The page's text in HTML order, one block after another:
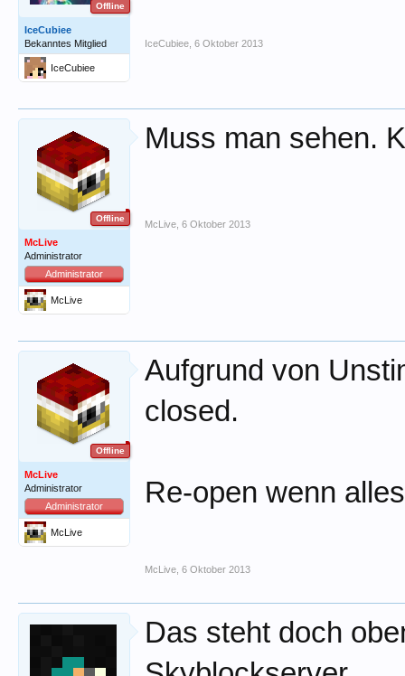
Offline
IceCubiee
Bekanntes Mitglied
IceCubiee
IceCubiee 6 Oktober 2013
Offline
McLive
Administrator
Administrator
McLive
Muss man sehen.
McLive 6 Oktober 2013
Offline
McLive
Administrator
Administrator
McLive
Aufgrund von
closed.
Re-open wenn
McLive 6 Oktober 2013
Das steht doch